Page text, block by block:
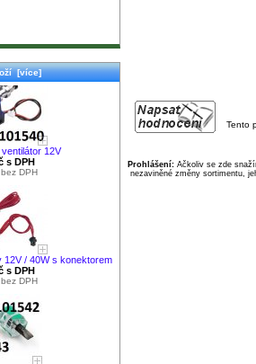
[více]
12V
s DPH
DPH
12V / 40W s konektorem
s DPH
DPH
Tento
Prohlášení:Ačkoliv se zde
nezaviněné změny sortimentu,